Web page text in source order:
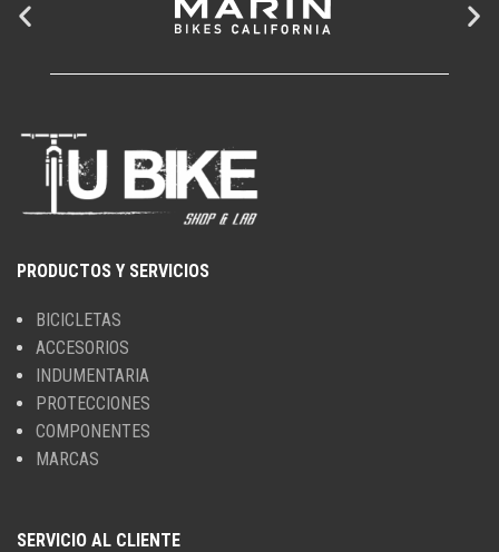
PRODUCTOS Y SERVICIOS
BICICLETAS
ACCESORIOS
INDUMENTARIA
PROTECCIONES
COMPONENTES
MARCAS
SERVICIO AL CLIENTE